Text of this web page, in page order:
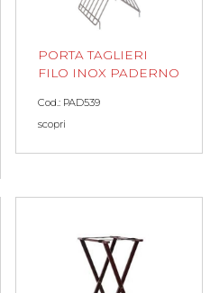
PORTA TAGLIERI
FILO INOX PADERNO
Cod.: PAD539
scopri